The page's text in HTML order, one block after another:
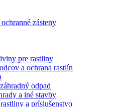
zásteny
pre rastliny
a ochrana rastlín
odpad
a iné stavby
a príslušenstvo